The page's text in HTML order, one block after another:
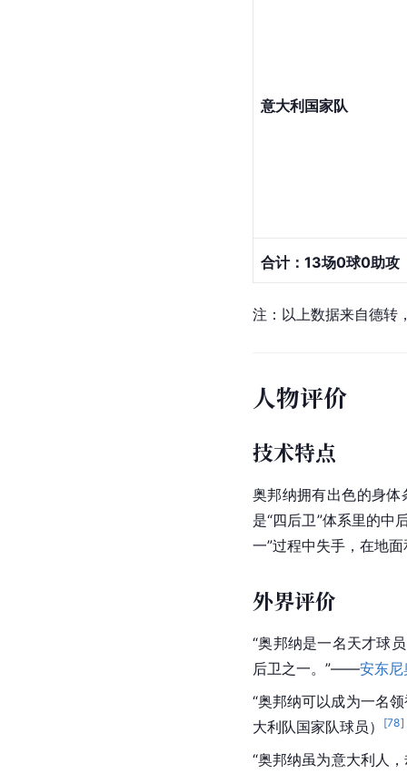
意大利国家队
合计：13场0球0助攻
注：以上数据来自德转
人物评价
技术特点
奥邦纳拥有出色的身
是“四后卫”体系里的中
一”过程中失手，在地
外界评价
“奥邦纳是一名天才球
后卫之一。”——安东尼
“奥邦纳可以成为一名
大利队国家队球员）
[78]
“奥邦纳虽为意大利人